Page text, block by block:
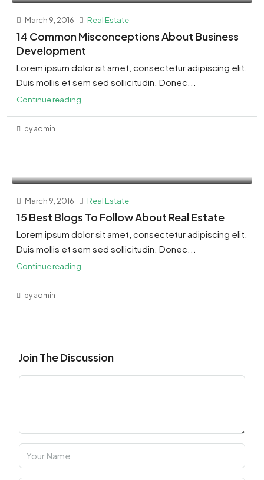
March 9, 2016 Real Estate
14 Common Misconceptions About Business
Development
Lorem ipsum dolor sit amet, consectetur adipiscing elit.
Duis mollis et sem sed sollicitudin. Donec...
Continue reading
by admin
March 9, 2016 Real Estate
15 Best Blogs To Follow About Real Estate
Lorem ipsum dolor sit amet, consectetur adipiscing elit.
Duis mollis et sem sed sollicitudin. Donec...
Continue reading
by admin
Join The Discussion